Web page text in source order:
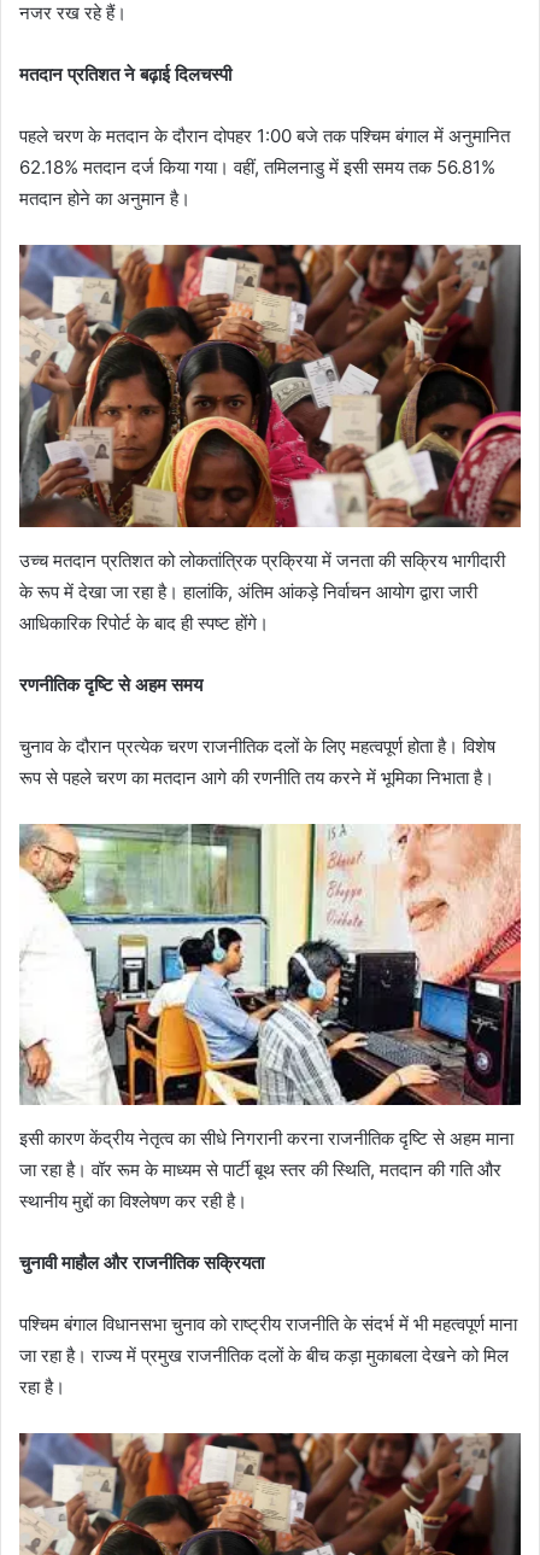
नजर रख रहे हैं।
मतदान प्रतिशत ने बढ़ाई दिलचस्पी
पहले चरण के मतदान के दौरान दोपहर 1:00 बजे तक पश्चिम बंगाल में अनुमानित
62.18% मतदान दर्ज किया गया। वहीं, तमिलनाडु में इसी समय तक 56.81%
मतदान होने का अनुमान है।
उच्च मतदान प्रतिशत को लोकतांत्रिक प्रक्रिया में जनता की सक्रिय भागीदारी
के रूप में देखा जा रहा है। हालांकि, अंतिम आंकड़े निर्वाचन आयोग द्वारा जारी
आधिकारिक रिपोर्ट के बाद ही स्पष्ट होंगे।
रणनीतिक दृष्टि से अहम समय
चुनाव के दौरान प्रत्येक चरण राजनीतिक दलों के लिए महत्वपूर्ण होता है। विशेष
रूप से पहले चरण का मतदान आगे की रणनीति तय करने में भूमिका निभाता है।
इसी कारण केंद्रीय नेतृत्व का सीधे निगरानी करना राजनीतिक दृष्टि से अहम माना
जा रहा है। वॉर रूम के माध्यम से पार्टी बूथ स्तर की स्थिति, मतदान की गति और
स्थानीय मुद्दों का विश्लेषण कर रही है।
चुनावी माहौल और राजनीतिक सक्रियता
पश्चिम बंगाल विधानसभा चुनाव को राष्ट्रीय राजनीति के संदर्भ में भी महत्वपूर्ण माना
जा रहा है। राज्य में प्रमुख राजनीतिक दलों के बीच कड़ा मुकाबला देखने को मिल
रहा है।